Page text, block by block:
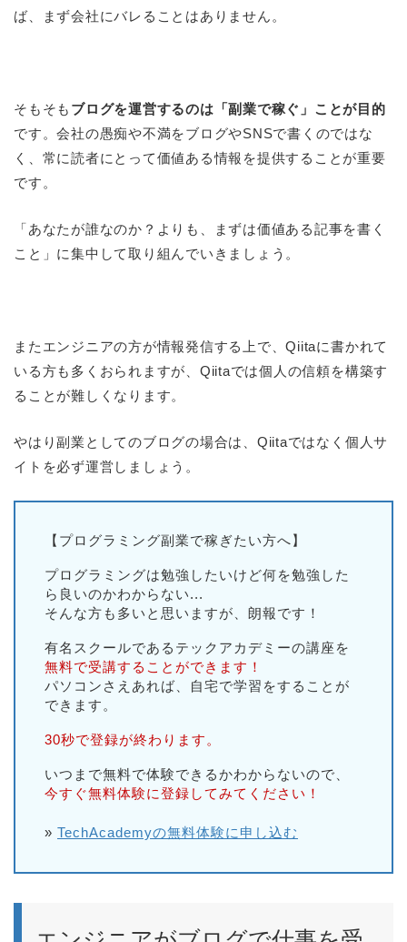
ば、まず会社にバレることはありません。
そもそも ブログを運営するのは「副業で稼ぐ」ことが目的
です。会社の愚痴や不満をブログやSNSで書くのではな
く、常に読者にとって価値ある情報を提供することが重要
です。
「あなたが誰なのか？よりも、まずは価値ある記事を書く
こと」に集中して取り組んでいきましょう。
またエンジニアの方が情報発信する上で、Qiitaに書かれて
いる方も多くおられますが、Qiitaでは個人の信頼を構築す
ることが難しくなります。
やはり副業としてのブログの場合は、Qiitaではなく個人サ
イトを必ず運営しましょう。
【プログラミング副業で稼ぎたい方へ】
プログラミングは勉強したいけど何を勉強した
ら良いのかわからない...
そんな方も多いと思いますが、朗報です！
有名スクールであるテックアカデミーの講座を
無料で受講することができます！
パソコンさえあれば、自宅で学習をすることが
できます。
30秒で登録が終わります。
いつまで無料で体験できるかわからないので、
今すぐ無料体験に登録してみてください！
» TechAcademyの無料体験に申し込む